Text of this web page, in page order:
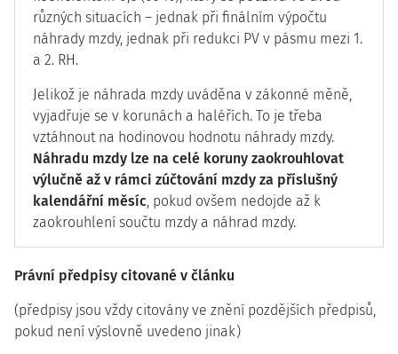
různých situacích – jednak při finálním výpočtu
náhrady mzdy, jednak při redukci PV v pásmu mezi 1.
a 2. RH.
Jelikož je náhrada mzdy uváděna v zákonné měně,
vyjadřuje se v korunách a haléřích. To je třeba
vztáhnout na hodinovou hodnotu náhrady mzdy.
Náhradu mzdy lze na celé koruny zaokrouhlovat
výlučně až v rámci zúčtování mzdy za příslušný
kalendářní měsíc, pokud ovšem nedojde až k
zaokrouhlení součtu mzdy a náhrad mzdy.
Právní předpisy citované v článku
(předpisy jsou vždy citovány ve znění pozdějších předpisů,
pokud není výslovně uvedeno jinak)